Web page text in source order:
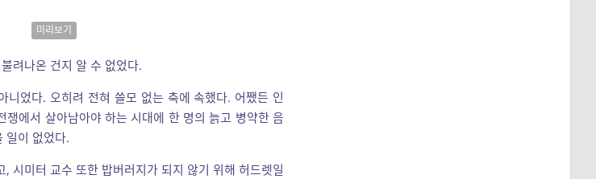
미리보기
려나온 건지 알 수 없었다.
니었다. 오히려 전혀 쓸모 없는 축에 속했다. 어쨌든 인
쟁에서 살아남아야 하는 시대에 한 명의 늙고 병약한 음
일이 없었다.
시미터 교수 또한 밥버러지가 되지 않기 위해 허드렛일